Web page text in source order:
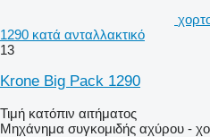
1290 κατά ανταλλακτικό
13
Krone Big Pack 1290
Τιμή κατόπιν αιτήματος
Μηχάνημα συγκομιδής αχύρου -